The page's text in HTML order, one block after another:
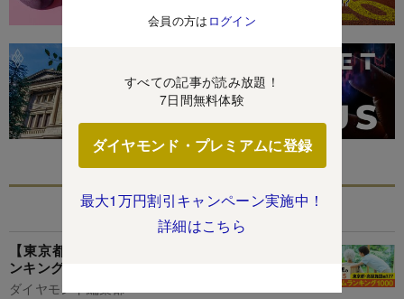
会員の方は ログイン
すべての記事が読み放題！
7日間無料体験
ダイヤモンド・プレミアムに登録
最大1万円割引キャンペーン実施中！
詳細はこちら
あなたにおすすめ
【東京都・高級施設編】老人ホーム1000施設ラ
ンキング!2位はトラストガーデン等々力、1位は?
ダイヤモンド編集部